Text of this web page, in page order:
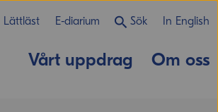
Lättläst E-diarium Sök In English
Vårt uppdrag Om oss